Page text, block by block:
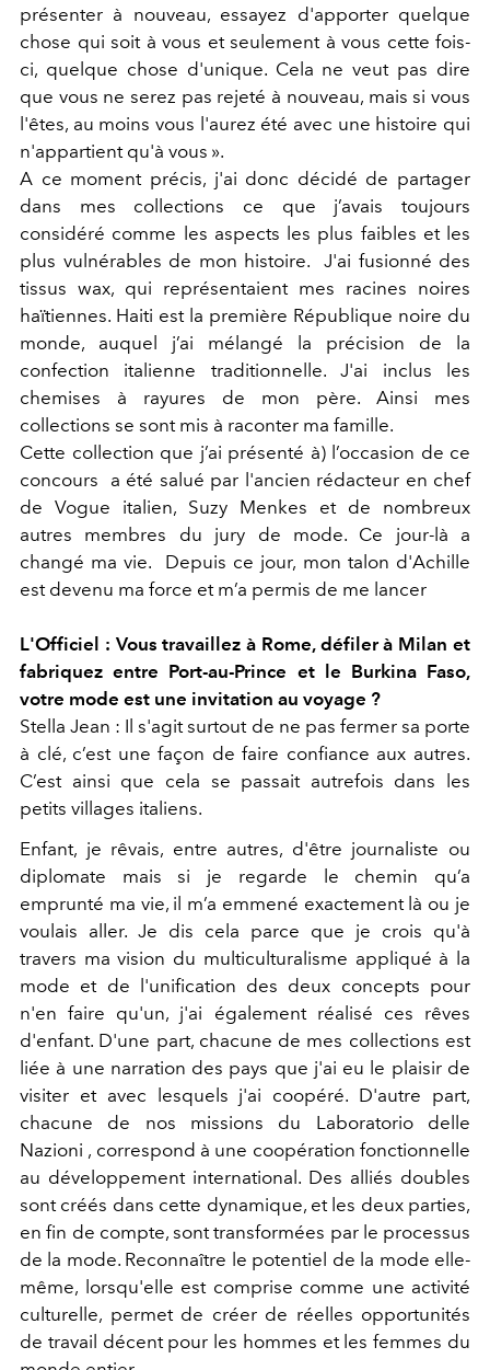
présenter à nouveau, essayez d'apporter quelque
chose qui soit à vous et seulement à vous cette fois-
ci, quelque chose d'unique. Cela ne veut pas dire
que vous ne serez pas rejeté à nouveau, mais si vous
l'êtes, au moins vous l'aurez été avec une histoire qui
n'appartient qu'à vous ».
A ce moment précis, j'ai donc décidé de partager
dans mes collections ce que j’avais toujours
considéré comme les aspects les plus faibles et les
plus vulnérables de mon histoire. J'ai fusionné des
tissus wax, qui représentaient mes racines noires
haïtiennes. Haiti est la première République noire du
monde, auquel j’ai mélangé la précision de la
confection italienne traditionnelle. J'ai inclus les
chemises à rayures de mon père. Ainsi mes
collections se sont mis à raconter ma famille.
Cette collection que j’ai présenté à) l’occasion de ce
concours a été salué par l'ancien rédacteur en chef
de Vogue italien, Suzy Menkes et de nombreux
autres membres du jury de mode. Ce jour-là a
changé ma vie. Depuis ce jour, mon talon d'Achille
est devenu ma force et m’a permis de me lancer
L'Officiel : Vous travaillez à Rome, défiler à Milan et
fabriquez entre Port-au-Prince et le Burkina Faso,
votre mode est une invitation au voyage ?
Stella Jean : Il s'agit surtout de ne pas fermer sa porte
à clé, c’est une façon de faire confiance aux autres.
C’est ainsi que cela se passait autrefois dans les
petits villages italiens.
Enfant, je rêvais, entre autres, d'être journaliste ou
diplomate mais si je regarde le chemin qu’a
emprunté ma vie, il m’a emmené exactement là ou je
voulais aller. Je dis cela parce que je crois qu'à
travers ma vision du multiculturalisme appliqué à la
mode et de l'unification des deux concepts pour
n'en faire qu'un, j'ai également réalisé ces rêves
d'enfant. D'une part, chacune de mes collections est
liée à une narration des pays que j'ai eu le plaisir de
visiter et avec lesquels j'ai coopéré. D'autre part,
chacune de nos missions du Laboratorio delle
Nazioni , correspond à une coopération fonctionnelle
au développement international. Des alliés doubles
sont créés dans cette dynamique, et les deux parties,
en fin de compte, sont transformées par le processus
de la mode. Reconnaître le potentiel de la mode elle-
même, lorsqu'elle est comprise comme une activité
culturelle, permet de créer de réelles opportunités
de travail décent pour les hommes et les femmes du